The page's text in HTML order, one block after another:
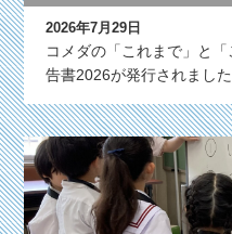
2026年7月29日
コメダの「これまで」と
告書2026が発行されました